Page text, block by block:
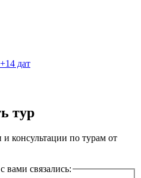
+14 дат
тур
и консультации по турам от
вами связались: